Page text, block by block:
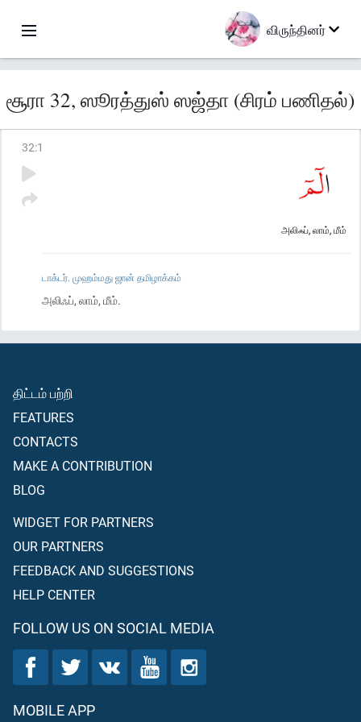
விருந்தினர்
சூரா 32, ஸூரத்துஸ் ஸஜ்தா (சிரம் பணிதல்)
32:1
அலிஃப், லாம், மீம்
டாக்டர். முஹம்மது ஜான் தமிழாக்கம்
அலிஃப், லாம், மீம்.
திட்டம் பற்றி
FEATURES
CONTACTS
MAKE A CONTRIBUTION
BLOG
WIDGET FOR PARTNERS
OUR PARTNERS
FEEDBACK AND SUGGESTIONS
HELP CENTER
FOLLOW US ON SOCIAL MEDIA
MOBILE APP